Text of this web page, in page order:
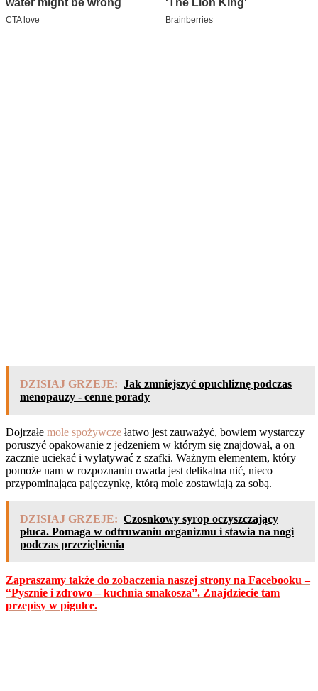
DZISIAJ GRZEJE: Jak zmniejszyć opuchliznę podczas
menopauzy - cenne porady
Dojrzałe mole spożywcze łatwo jest zauważyć, bowiem wystarczy
poruszyć opakowanie z jedzeniem w którym się znajdował, a on
zacznie uciekać i wylatywać z szafki. Ważnym elementem, który
pomoże nam w rozpoznaniu owada jest delikatna nić, nieco
przypominająca pajęczynkę, którą mole zostawiają za sobą.
DZISIAJ GRZEJE: Czosnkowy syrop oczyszczający
płuca. Pomaga w odtruwaniu organizmu i stawia na nogi
podczas przeziębienia
Zapraszamy także do zobaczenia naszej strony na Facebooku –
“Pysznie i zdrowo – kuchnia smakosza”. Znajdziecie tam
przepisy w pigułce.